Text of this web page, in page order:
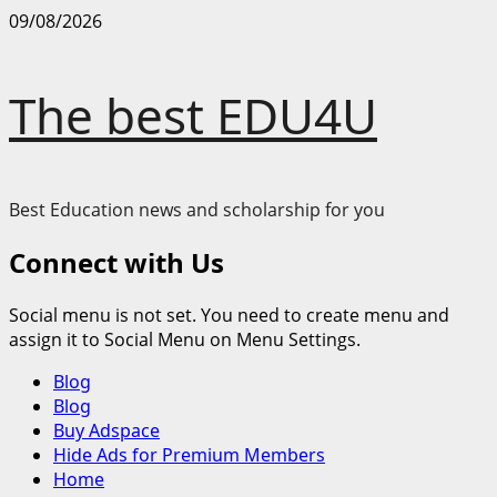
Skip
09/08/2026
The best EDU4U
Best Education news and scholarship for you
Connect with Us
Social menu is not set. You need to create menu and
assign it to Social Menu on Menu Settings.
Primary
Menu
Blog
Blog
Buy Adspace
Hide Ads for Premium Members
Home